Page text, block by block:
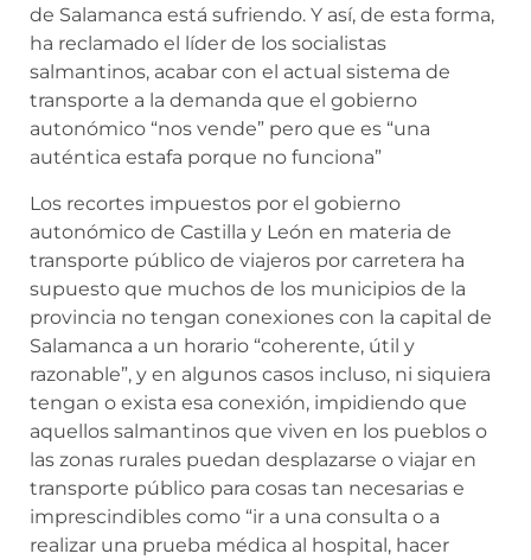
de Salamanca está sufriendo. Y así, de esta forma,
ha reclamado el líder de los socialistas
salmantinos, acabar con el actual sistema de
transporte a la demanda que el gobierno
autonómico “nos vende” pero que es “una
auténtica estafa porque no funciona”
Los recortes impuestos por el gobierno
autonómico de Castilla y León en materia de
transporte público de viajeros por carretera ha
supuesto que muchos de los municipios de la
provincia no tengan conexiones con la capital de
Salamanca a un horario “coherente, útil y
razonable”, y en algunos casos incluso, ni siquiera
tengan o exista esa conexión, impidiendo que
aquellos salmantinos que viven en los pueblos o
las zonas rurales puedan desplazarse o viajar en
transporte público para cosas tan necesarias e
imprescindibles como “ir a una consulta o a
realizar una prueba médica al hospital, hacer